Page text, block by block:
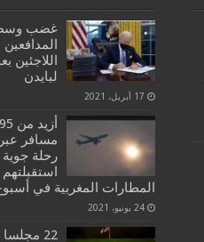
غضب
اللاجئين
لبايدن
17 أبريل، 2021
رحلة جوية
استقبلتهم
المطارات المغربية في
24 يونيو، 2021
22